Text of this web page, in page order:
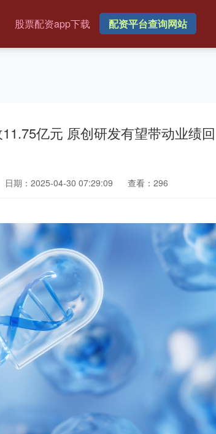
股票配资app下载 配资平台查询网站
亿元 原创研发有望带动业绩回
日期：2025-04-30 07:29:09 查看：296